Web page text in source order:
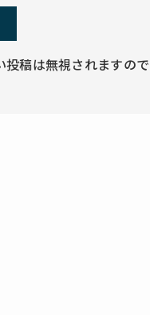
稿は無視されますの